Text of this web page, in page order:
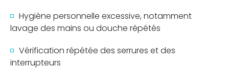
Hygiène personnelle excessive, notamment
lavage des mains ou douche répétés
Vérification répétée des serrures et des
interrupteurs